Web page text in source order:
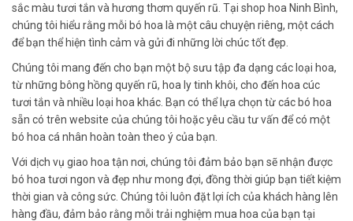
sắc màu tươi tắn và hương thơm quyến rũ. Tại shop hoa Ninh Bình,
chúng tôi hiểu rằng mỗi bó hoa là một câu chuyện riêng, một cách
để bạn thể hiện tình cảm và gửi đi những lời chúc tốt đẹp.
Chúng tôi mang đến cho bạn một bộ sưu tập đa dạng các loại hoa,
từ những bông hồng quyến rũ, hoa ly tinh khôi, cho đến hoa cúc
tươi tắn và nhiều loại hoa khác. Bạn có thể lựa chọn từ các bó hoa
sẵn có trên website của chúng tôi hoặc yêu cầu tư vấn để có một
bó hoa cá nhân hoàn toàn theo ý của bạn.
Với dịch vụ giao hoa tận nơi, chúng tôi đảm bảo bạn sẽ nhận được
bó hoa tươi ngon và đẹp như mong đợi, đồng thời giúp bạn tiết kiệm
thời gian và công sức. Chúng tôi luôn đặt lợi ích của khách hàng lên
hàng đầu, đảm bảo rằng mỗi trải nghiệm mua hoa của bạn tại